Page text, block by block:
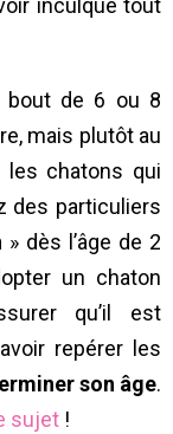
inculqué tout
bout de 6 ou 8
mais plutôt au
les chatons qui
des particuliers
» dès l’âge de 2
un chaton
qu’il est
repérer les
son âge.
sujet !